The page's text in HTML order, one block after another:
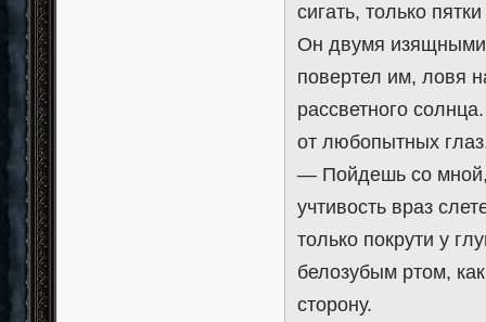
сигать, только
Он двумя изящными
повертел им, ловя
рассветного
от любопытных
— Пойдешь со мной,
учтивость враз
только покрути у
белозубым ртом,
сторону.